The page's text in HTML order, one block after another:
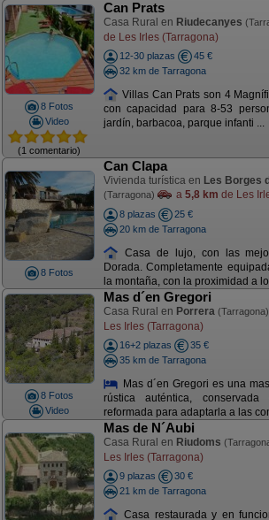
8 Fotos
Video
(1 comentario)
Can Prats
Casa Rural en Riudecanyes
de Les Irles (Tarragona)
12-30 plazas
45 €
32 km de Tarragona
Villas Can Prats son 4
con capacidad para 8-53
jardín, barbacoa, parque infanti ...
8 Fotos
Can Clapa
Vivienda turística en Les Borges
(Tarragona) a 5,8 km de Les
8 plazas
25 €
20 km de Tarragona
Casa de lujo, con las
Dorada. Completamente
la montaña, con la proximidad a
8 Fotos
Video
Mas d´en Gregori
Casa Rural en Porrera (Tarragona)
Les Irles (Tarragona)
16+2 plazas
35 €
35 km de Tarragona
Mas d´en Gregori es una
rústica auténtica,
reformada para adaptarla a las
Mas de N´Aubi
Casa Rural en Riudoms
Les Irles (Tarragona)
9 plazas
30 €
21 km de Tarragona
Casa restaurada y en